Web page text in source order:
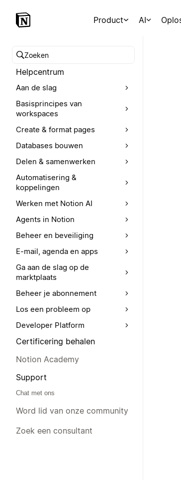
Product AI
Zoeken in het Helpcentrum
Helpcentrum
Aan de slag
Basisprincipes van
workspaces
Create & format pages
Databases bouwen
Delen & samenwerken
Automatisering &
koppelingen
Werken met Notion AI
Agents in Notion
Beheer en beveiliging
E-mail, agenda en apps
Ga aan de slag op de
marktplaats
Beheer je abonnement
Los een probleem op
Developer Platform
Certificering behalen
Notion Academy
Support
Chat met ons
Word lid van onze community
Zoek een consultant